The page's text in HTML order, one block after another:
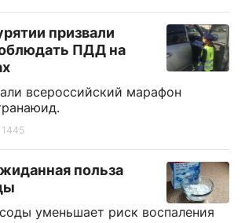
призвали
ПДД на
всероссийский марафон
1445
польза
уменьшает риск воспаления